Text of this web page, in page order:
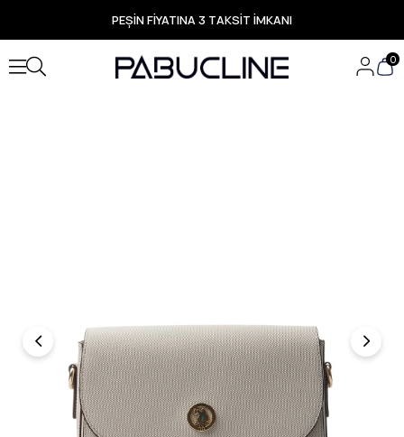
PEŞİN FİYATINA 3 TAKSİT İMKANI
TÜM ÜRÜNLERDE ÜCRETSİZ KARGO
Yeni Sezon Ürünlerde Özel Fırsatlar
Seçili Ürünlerde Hızlı Teslimat
0